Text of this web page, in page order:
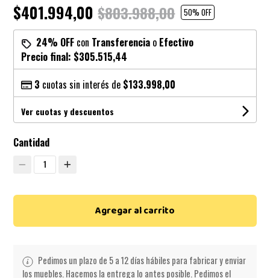
$401.994,00$803.988,00 50% OFF
24% OFF con Transferencia o Efectivo
Precio final: $305.515,44
3 cuotas sin interés de $133.998,00
Ver cuotas y descuentos
Cantidad
1
Agregar al carrito
Pedimos un plazo de 5 a 12 días hábiles para fabricar y enviar
los muebles. Hacemos la entrega lo antes posible. Pedimos el